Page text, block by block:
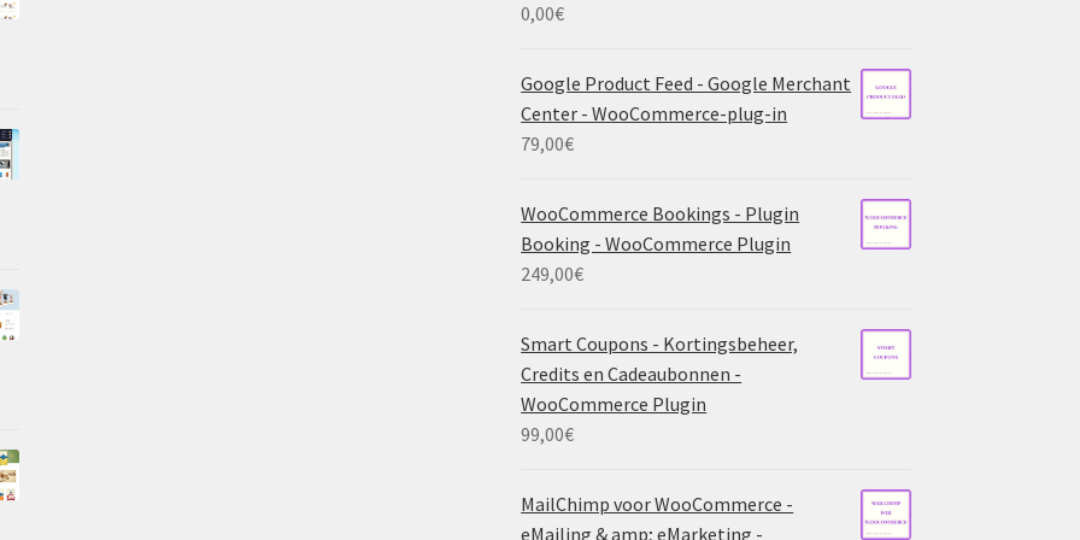
0,00€
Google Product Feed - Google Merchant
Center - WooCommerce-plug-in
79,00€
WooCommerce Bookings - Plugin
Booking - WooCommerce Plugin
249,00€
Smart Coupons - Kortingsbeheer,
Credits en Cadeaubonnen -
WooCommerce Plugin
99,00€
MailChimp voor WooCommerce -
eMailing & amp; eMarketing -